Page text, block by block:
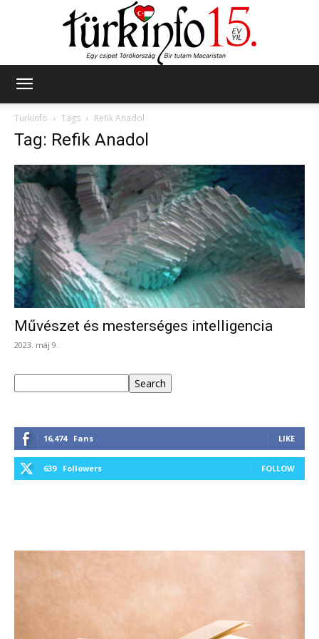
Türkinfo
Tags Refik Anadol
Tag: Refik Anadol
Művészet és mesterséges intelligencia
2023. máj 9.
Search
16,474 Fans LIKE
639 Followers FOLLOW